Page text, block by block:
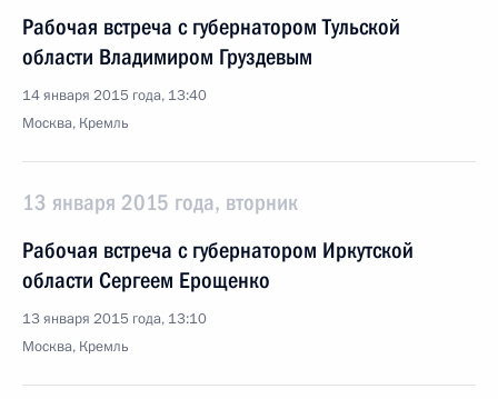
Рабочая встреча с губернатором Тульской
области Владимиром Груздевым
14 января 2015 года, 13:40
Москва, Кремль
13 января 2015 года, вторник
Рабочая встреча с губернатором Иркутской
области Сергеем Ерощенко
13 января 2015 года, 13:10
Москва, Кремль